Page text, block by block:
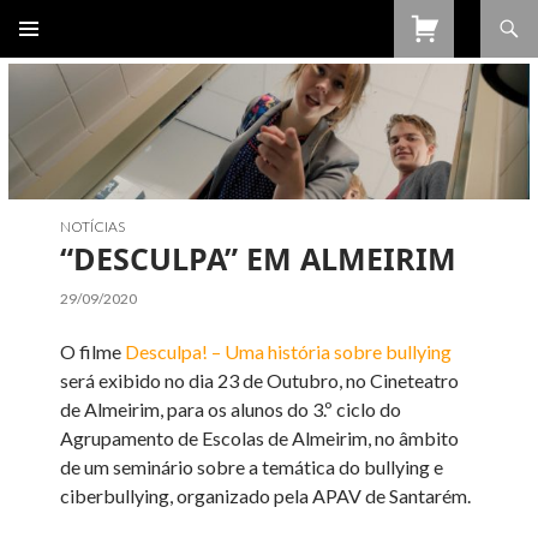
PARA
CONTEÚDO
NOTÍCIAS
“DESCULPA” EM ALMEIRIM
29/09/2020
O filme Desculpa! – Uma história sobre bullying
será exibido no dia 23 de Outubro, no Cineteatro
de Almeirim, para os alunos do 3.º ciclo do
Agrupamento de Escolas de Almeirim, no âmbito
de um seminário sobre a temática do bullying e
ciberbullying, organizado pela APAV de Santarém.